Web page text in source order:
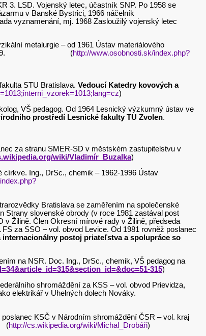
3. LSD. Vojenský letec, účastník SNP. Po 1958 se
v Banské Bystrici, 1966 náčelník
vyznamenání, mj. 1968 Zasloužilý vojenský letec
metalurgie – od 1961 Ústav materiálového
Švédsko 1989. (http://www.osobnosti.sk/index.php?
STU Bratislava. Vedoucí Katedry kovových a
)
VŠ pedagog. Od 1964 Lesnický výzkumný ústav ve
prostředí Lesnické fakulty TU Zvolen.
za stranu SMER-SD v městském zastupitelstvu v
wiki/Vladimír_Buzalka)
církve. Ing., DrSc., chemik – 1962-1996 Ústav
Bratislava se zaměřením na společenské
Strany slovenské obrody (v roce 1981 zastával post
Žilině. Člen Okresní mírové rady v Žilině, předseda
za SSO – vol. obvod Levice. Od 1981 rovněž poslanec
postoj priateľstva a spolupráce so
na NSR. Doc. Ing., DrSc., chemik, VŠ pedagog na
315)
shromáždění za KSS – vol. obvod Prievidza,
elektrikář v Uhelných dolech Nováky.
KSČ v Národním shromáždění ČSR – vol. kraj
(http://cs.wikipedia.org/wiki/Michal_Drobáň)